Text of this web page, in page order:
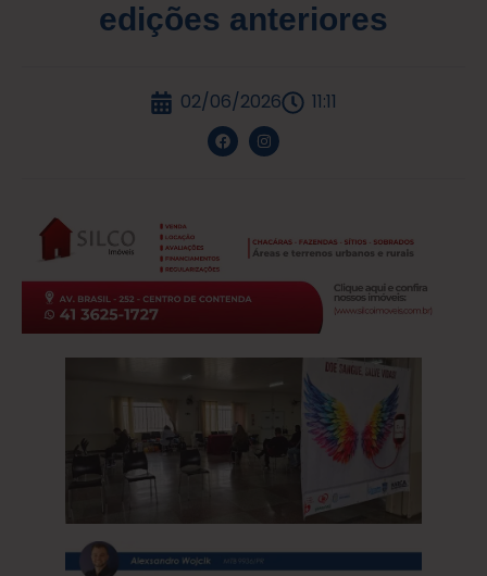
edições anteriores
02/06/2026 11:11